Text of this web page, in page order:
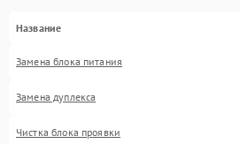
Название
Замена блока питания
Замена дуплекса
Чистка блока проявки